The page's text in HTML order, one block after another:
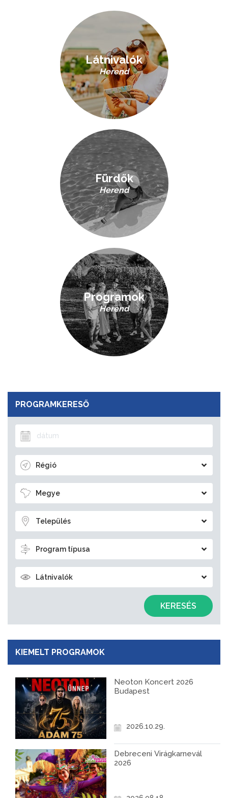
PROGRAMKERESŐ
Régió
Megye
Település
Program típusa
Látnivalók
KERESÉS
KIEMELT PROGRAMOK
Neoton Koncert 2026
Budapest
2026.10.29.
Debreceni Virágkarnevál
2026
Látnivalók
Herend
Fürdők
Herend
Programok
Herend